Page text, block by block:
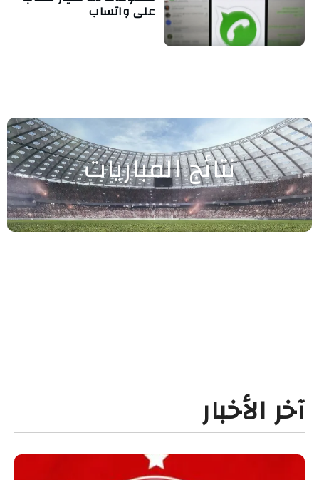
على واتساب
نتائج المباريات
آخر الأخبار